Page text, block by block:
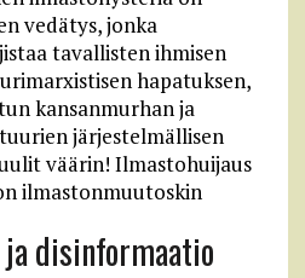
vedätys, jonka
tavallisten ihmisen
hapatuksen,
kansanmurhan ja
järjestelmällisen
väärin! Ilmastohuijaus
ilmastonmuutoskin
disinformaatio